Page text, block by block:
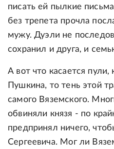
писать ей пылкие
без трепета прочла
мужу. Дуэли не
сохранил и друга, и
А вот что касается пули,
Пушкина, то тень этой
самого Вяземского.
обвиняли князя - по
предпринял ничего,
Сергеевича. Мог ли